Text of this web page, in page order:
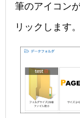
筆のアイコン
リックします。